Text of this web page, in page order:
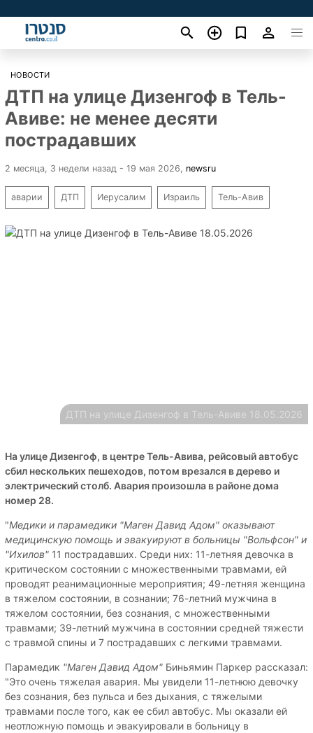
НОВОСТИ
ДТП на улице Дизенгоф в Тель-
Авиве: не менее десяти
пострадавших
2 месяца, 3 недели назад - 19 мая 2026 newsru
аварии ДТП Иерусалим Израиль Тель-Авив
ДТП на улице Дизенгоф в Тель-Авиве 18.05.2026
На улице Дизенгоф, в центре Тель-Авива, рейсовый автобус
сбил нескольких пешеходов, потом врезался в дерево и
электрический столб. Авария произошла в районе дома
номер 28.
"Медики и парамедики "Маген Давид Адом" оказывают
медицинскую помощь и эвакуируют в больницы "Вольфсон" и
"Ихилов" 11 пострадавших. Среди них: 11-летняя девочка в
критическом состоянии с множественными травмами, ей
проводят реанимационные мероприятия; 49-летняя женщина
в тяжелом состоянии, в сознании; 76-летний мужчина в
тяжелом состоянии, без сознания, с множественными
травмами; 39-летний мужчина в состоянии средней тяжести
с травмой спины и 7 пострадавших с легкими травмами.
Парамедик "Маген Давид Адом" Биньямин Паркер рассказал:
"Это очень тяжелая авария. Мы увидели 11-летнюю девочку
без сознания, без пульса и без дыхания, с тяжелыми
травмами после того, как ее сбил автобус. Мы оказали ей
неотложную помощь и эвакуировали в больницу в